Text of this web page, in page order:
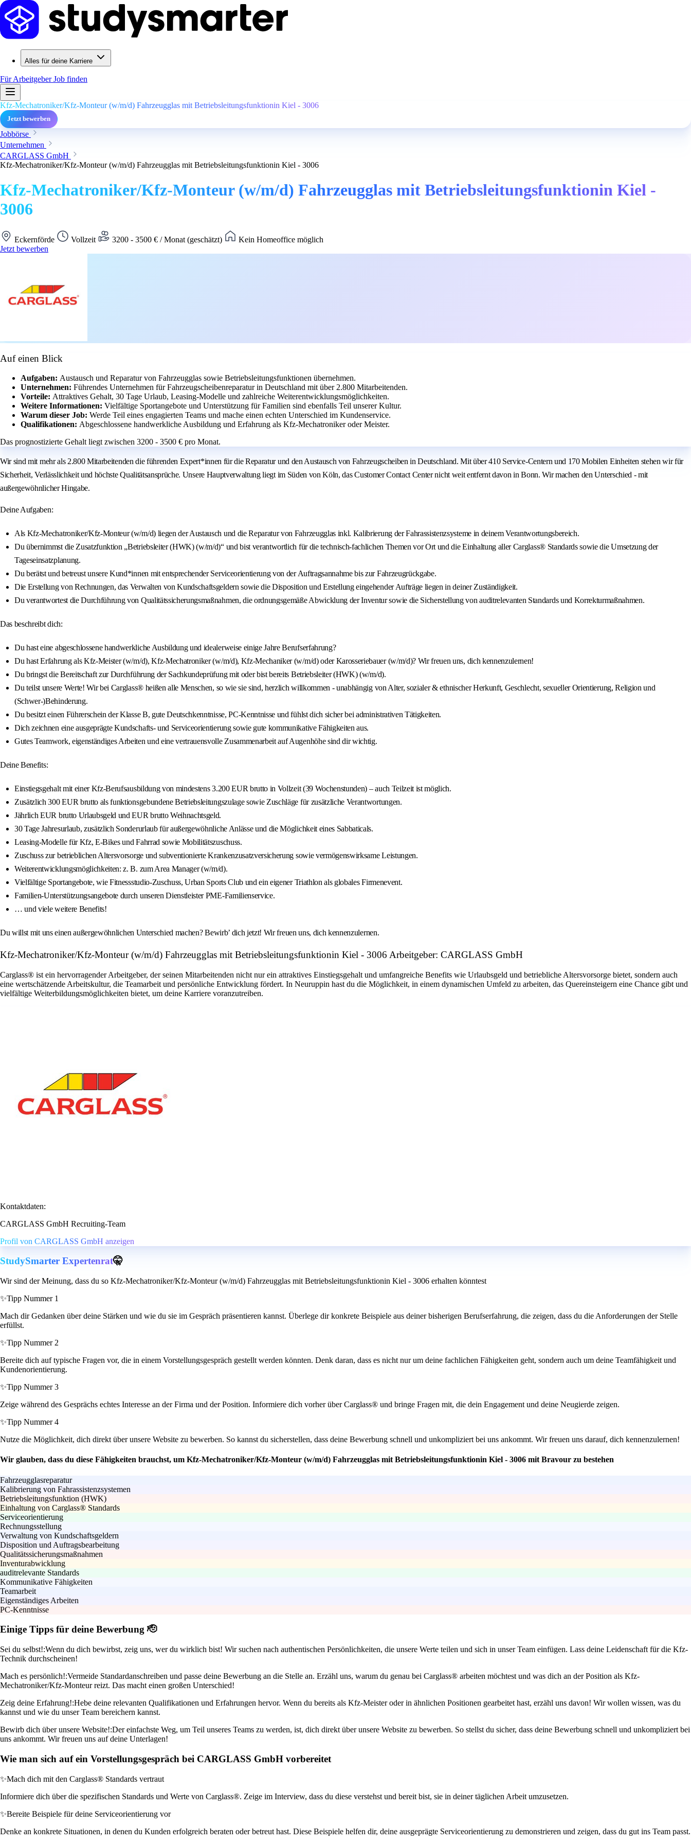
Alles für deine Karriere
Für ArbeitgeberJob finden
Kfz-Mechatroniker/Kfz-Monteur (w/m/d) Fahrzeugglas mit Betriebsleitungsfunktionin Kiel - 3006
Jetzt bewerben
Jobbörse
Unternehmen
CARGLASS GmbH
Kfz-Mechatroniker/Kfz-Monteur (w/m/d) Fahrzeugglas mit Betriebsleitungsfunktionin Kiel - 3006
Kfz-Mechatroniker/Kfz-Monteur (w/m/d) Fahrzeugglas mit Betriebsleitungsfunktionin Kiel -
3006
Eckernförde Vollzeit 3200 - 3500 € / Monat (geschätzt)
Kein Homeoffice möglich
Jetzt bewerben
Auf einen Blick
Aufgaben: Austausch und Reparatur von Fahrzeugglas sowie Betriebsleitungsfunktionen übernehmen.
Unternehmen: Führendes Unternehmen für Fahrzeugscheibenreparatur in Deutschland mit über 2.800 Mitarbeitenden.
Vorteile: Attraktives Gehalt, 30 Tage Urlaub, Leasing-Modelle und zahlreiche Weiterentwicklungsmöglichkeiten.
Weitere Informationen: Vielfältige Sportangebote und Unterstützung für Familien sind ebenfalls Teil unserer Kultur.
Warum dieser Job: Werde Teil eines engagierten Teams und mache einen echten Unterschied im Kundenservice.
Qualifikationen: Abgeschlossene handwerkliche Ausbildung und Erfahrung als Kfz-Mechatroniker oder Meister.
Das prognostizierte Gehalt liegt zwischen 3200 - 3500 € pro Monat.
Wir sind mit mehr als 2.800 Mitarbeitenden die führenden Expert*innen für die Reparatur und den Austausch von Fahrzeugscheiben in Deutschland. Mit über 410 Service-Centern und 170 Mobilen Einheiten stehen wir für
Sicherheit, Verlässlichkeit und höchste Qualitätsansprüche. Unsere Hauptverwaltung liegt im Süden von Köln, das Customer Contact Center nicht weit entfernt davon in Bonn. Wir machen den Unterschied - mit
außergewöhnlicher Hingabe.
Deine Aufgaben:
Als Kfz-Mechatroniker/Kfz-Monteur (w/m/d) liegen der Austausch und die Reparatur von Fahrzeugglas inkl. Kalibrierung der Fahrassistenzsysteme in deinem Verantwortungsbereich.
Du übernimmst die Zusatzfunktion „Betriebsleiter (HWK) (w/m/d)“ und bist verantwortlich für die technisch-fachlichen Themen vor Ort und die Einhaltung aller Carglass® Standards sowie die Umsetzung der
Tageseinsatzplanung.
Du berätst und betreust unsere Kund*innen mit entsprechender Serviceorientierung von der Auftragsannahme bis zur Fahrzeugrückgabe.
Die Erstellung von Rechnungen, das Verwalten von Kundschaftsgeldern sowie die Disposition und Erstellung eingehender Aufträge liegen in deiner Zuständigkeit.
Du verantwortest die Durchführung von Qualitätssicherungsmaßnahmen, die ordnungsgemäße Abwicklung der Inventur sowie die Sicherstellung von auditrelevanten Standards und Korrekturmaßnahmen.
Das beschreibt dich:
Du hast eine abgeschlossene handwerkliche Ausbildung und idealerweise einige Jahre Berufserfahrung?
Du hast Erfahrung als Kfz-Meister (w/m/d), Kfz-Mechatroniker (w/m/d), Kfz-Mechaniker (w/m/d) oder Karosseriebauer (w/m/d)? Wir freuen uns, dich kennenzulernen!
Du bringst die Bereitschaft zur Durchführung der Sachkundeprüfung mit oder bist bereits Betriebsleiter (HWK) (w/m/d).
Du teilst unsere Werte! Wir bei Carglass® heißen alle Menschen, so wie sie sind, herzlich willkommen - unabhängig von Alter, sozialer & ethnischer Herkunft, Geschlecht, sexueller Orientierung, Religion und
(Schwer-)Behinderung.
Du besitzt einen Führerschein der Klasse B, gute Deutschkenntnisse, PC-Kenntnisse und fühlst dich sicher bei administrativen Tätigkeiten.
Dich zeichnen eine ausgeprägte Kundschafts- und Serviceorientierung sowie gute kommunikative Fähigkeiten aus.
Gutes Teamwork, eigenständiges Arbeiten und eine vertrauensvolle Zusammenarbeit auf Augenhöhe sind dir wichtig.
Deine Benefits:
Einstiegsgehalt mit einer Kfz-Berufsausbildung von mindestens 3.200 EUR brutto in Vollzeit (39 Wochenstunden) – auch Teilzeit ist möglich.
Zusätzlich 300 EUR brutto als funktionsgebundene Betriebsleitungszulage sowie Zuschläge für zusätzliche Verantwortungen.
Jährlich EUR brutto Urlaubsgeld und EUR brutto Weihnachtsgeld.
30 Tage Jahresurlaub, zusätzlich Sonderurlaub für außergewöhnliche Anlässe und die Möglichkeit eines Sabbaticals.
Leasing-Modelle für Kfz, E-Bikes und Fahrrad sowie Mobilitätszuschuss.
Zuschuss zur betrieblichen Altersvorsorge und subventionierte Krankenzusatzversicherung sowie vermögenswirksame Leistungen.
Weiterentwicklungsmöglichkeiten: z. B. zum Area Manager (w/m/d).
Vielfältige Sportangebote, wie Fitnessstudio-Zuschuss, Urban Sports Club und ein eigener Triathlon als globales Firmenevent.
Familien-Unterstützungsangebote durch unseren Dienstleister PME-Familienservice.
… und viele weitere Benefits!
Du willst mit uns einen außergewöhnlichen Unterschied machen? Bewirb’ dich jetzt! Wir freuen uns, dich kennenzulernen.
Kfz-Mechatroniker/Kfz-Monteur (w/m/d) Fahrzeugglas mit Betriebsleitungsfunktionin Kiel - 3006 Arbeitgeber: CARGLASS GmbH
Carglass® ist ein hervorragender Arbeitgeber, der seinen Mitarbeitenden nicht nur ein attraktives Einstiegsgehalt und umfangreiche Benefits wie Urlaubsgeld und betriebliche Altersvorsorge bietet, sondern auch
eine wertschätzende Arbeitskultur, die Teamarbeit und persönliche Entwicklung fördert. In Neuruppin hast du die Möglichkeit, in einem dynamischen Umfeld zu arbeiten, das Quereinsteigern eine Chance gibt und
vielfältige Weiterbildungsmöglichkeiten bietet, um deine Karriere voranzutreiben.
Kontaktdaten:
CARGLASS GmbH Recruiting-Team
Profil von CARGLASS GmbH anzeigen
StudySmarter Expertenrat🤫
Wir sind der Meinung, dass du so Kfz-Mechatroniker/Kfz-Monteur (w/m/d) Fahrzeugglas mit Betriebsleitungsfunktionin Kiel - 3006 erhalten könntest
✨Tipp Nummer 1
Mach dir Gedanken über deine Stärken und wie du sie im Gespräch präsentieren kannst. Überlege dir konkrete Beispiele aus deiner bisherigen Berufserfahrung, die zeigen, dass du die Anforderungen der Stelle
erfüllst.
✨Tipp Nummer 2
Bereite dich auf typische Fragen vor, die in einem Vorstellungsgespräch gestellt werden könnten. Denk daran, dass es nicht nur um deine fachlichen Fähigkeiten geht, sondern auch um deine Teamfähigkeit und
Kundenorientierung.
✨Tipp Nummer 3
Zeige während des Gesprächs echtes Interesse an der Firma und der Position. Informiere dich vorher über Carglass® und bringe Fragen mit, die dein Engagement und deine Neugierde zeigen.
✨Tipp Nummer 4
Nutze die Möglichkeit, dich direkt über unsere Website zu bewerben. So kannst du sicherstellen, dass deine Bewerbung schnell und unkompliziert bei uns ankommt. Wir freuen uns darauf, dich kennenzulernen!
Wir glauben, dass du diese Fähigkeiten brauchst, um Kfz-Mechatroniker/Kfz-Monteur (w/m/d) Fahrzeugglas mit Betriebsleitungsfunktionin Kiel - 3006 mit Bravour zu bestehen
Fahrzeugglasreparatur
Kalibrierung von Fahrassistenzsystemen
Betriebsleitungsfunktion (HWK)
Einhaltung von Carglass® Standards
Serviceorientierung
Rechnungsstellung
Verwaltung von Kundschaftsgeldern
Disposition und Auftragsbearbeitung
Qualitätssicherungsmaßnahmen
Inventurabwicklung
auditrelevante Standards
Kommunikative Fähigkeiten
Teamarbeit
Eigenständiges Arbeiten
PC-Kenntnisse
Einige Tipps für deine Bewerbung 🫡
Sei du selbst!:Wenn du dich bewirbst, zeig uns, wer du wirklich bist! Wir suchen nach authentischen Persönlichkeiten, die unsere Werte teilen und sich in unser Team einfügen. Lass deine Leidenschaft für die Kfz-
Technik durchscheinen!
Mach es persönlich!:Vermeide Standardanschreiben und passe deine Bewerbung an die Stelle an. Erzähl uns, warum du genau bei Carglass® arbeiten möchtest und was dich an der Position als Kfz-
Mechatroniker/Kfz-Monteur reizt. Das macht einen großen Unterschied!
Zeig deine Erfahrung!:Hebe deine relevanten Qualifikationen und Erfahrungen hervor. Wenn du bereits als Kfz-Meister oder in ähnlichen Positionen gearbeitet hast, erzähl uns davon! Wir wollen wissen, was du
kannst und wie du unser Team bereichern kannst.
Bewirb dich über unsere Website!:Der einfachste Weg, um Teil unseres Teams zu werden, ist, dich direkt über unsere Website zu bewerben. So stellst du sicher, dass deine Bewerbung schnell und unkompliziert bei
uns ankommt. Wir freuen uns auf deine Unterlagen!
Wie man sich auf ein Vorstellungsgespräch bei CARGLASS GmbH vorbereitet
✨Mach dich mit den Carglass® Standards vertraut
Informiere dich über die spezifischen Standards und Werte von Carglass®. Zeige im Interview, dass du diese verstehst und bereit bist, sie in deiner täglichen Arbeit umzusetzen.
✨Bereite Beispiele für deine Serviceorientierung vor
Denke an konkrete Situationen, in denen du Kunden erfolgreich beraten oder betreut hast. Diese Beispiele helfen dir, deine ausgeprägte Serviceorientierung zu demonstrieren und zeigen, dass du gut ins Team passt.